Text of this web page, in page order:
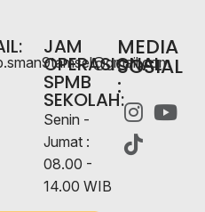
JAM
OPERASIONAL
SPMB
SEKOLAH:
Senin -
Jumat :
08.00 -
14.00 WIB
MEDIA
SOSIAL
: